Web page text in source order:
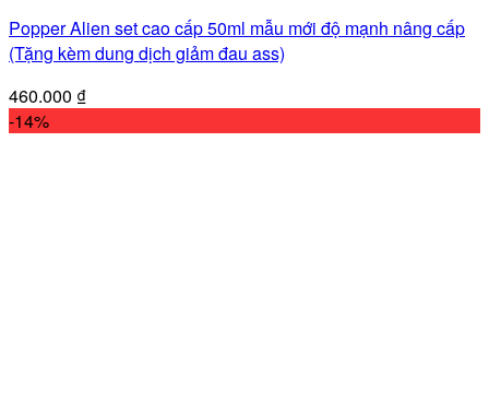
Popper Alien set cao cấp 50ml mẫu mới độ mạnh nâng cấp
(Tặng kèm dung dịch giảm đau ass)
460.000 ₫
-14%